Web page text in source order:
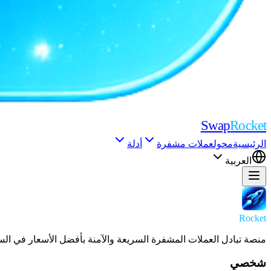
SwapRocket
الرئيسيةمحولعملات مشفرة
أدلة
العربية
Rocket
منصة تبادل العملات المشفرة السريعة والآمنة بأفضل الأسعار في
شخصي